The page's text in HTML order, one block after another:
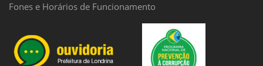
Fones e Horários de Funcionamento